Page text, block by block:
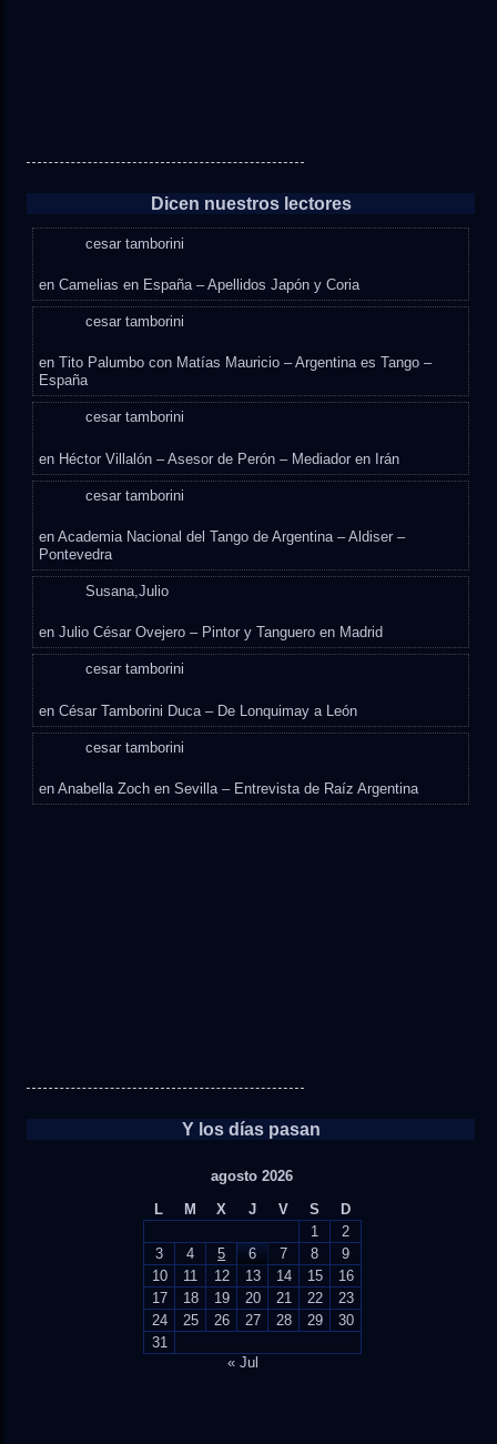
Dicen nuestros lectores
cesar tamborini
enCamelias en España – Apellidos Japón y Coria
cesar tamborini
enTito Palumbo con Matías Mauricio – Argentina es Tango –
España
cesar tamborini
en Héctor Villalón – Asesor de Perón – Mediador en Irán
cesar tamborini
enAcademia Nacional del Tango de Argentina – Aldiser –
Pontevedra
Susana,Julio
enJulio César Ovejero – Pintor y Tanguero en Madrid
cesar tamborini
enCésar Tamborini Duca – De Lonquimay a León
cesar tamborini
enAnabella Zoch en Sevilla – Entrevista de Raíz Argentina
Y los días pasan
agosto 2026
L
M X J V S
D
1
2
3
4 5 6 7 8
9
10
11 12 13 14 15
16
17
18 19 20 21 22
23
24
25 26 27 28 29
30
31
« Jul